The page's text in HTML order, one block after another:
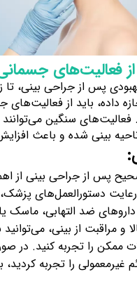
پس از جراحی بینی،
داده، باید از
فعالیت‌های سنگین
بینی شده و باعث
پس از جراحی بینی از
رعایت دستورالعمل‌های پزشک،
ضد التهابی، ماسک یا
و مراقبت از بینی، می‌توانید
ممکن را تجربه کنید. در
غیرمعمولی را تجربه